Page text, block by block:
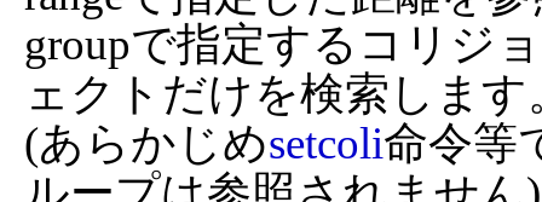
groupで指定するコリジ
ェクトだけを検索します
(あらかじめsetcoli命令等